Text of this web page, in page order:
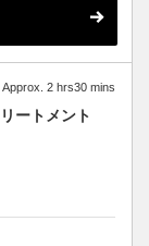
2 hrs30 mins
ートメント